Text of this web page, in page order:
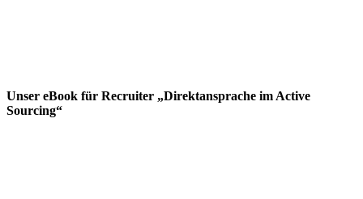
Unser eBook für Recruiter „Direktansprache im Active
Sourcing“